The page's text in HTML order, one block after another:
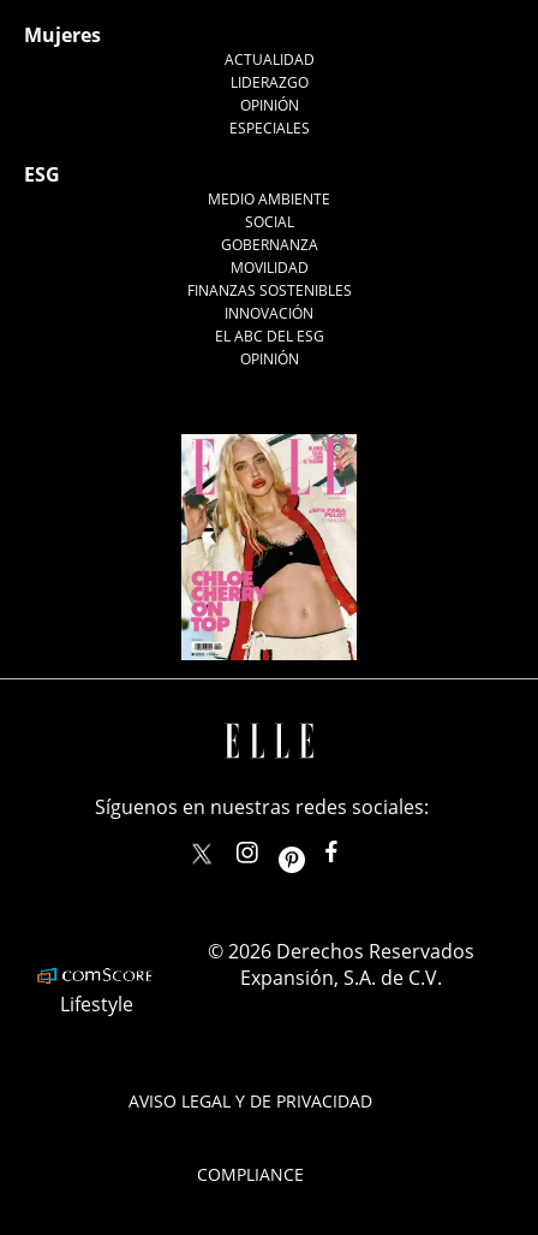
Mujeres
ACTUALIDAD
LIDERAZGO
OPINIÓN
ESPECIALES
ESG
MEDIO AMBIENTE
SOCIAL
GOBERNANZA
MOVILIDAD
FINANZAS SOSTENIBLES
INNOVACIÓN
EL ABC DEL ESG
OPINIÓN
AVISO LEGAL Y DE PRIVACIDAD
COMPLIANCE
Síguenos en nuestras redes sociales:
elle_mexicoellemexico
Lifestyle
© 2026 Derechos Reservados
Expansión, S.A. de C.V.